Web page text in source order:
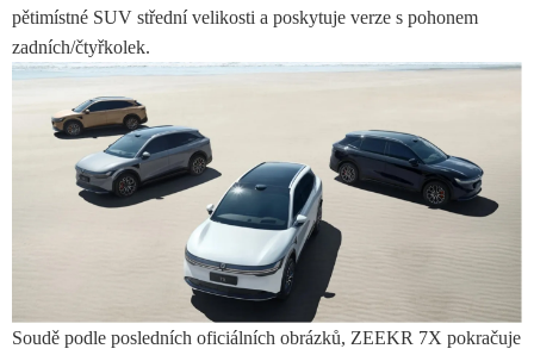
pětimístné SUV střední velikosti a poskytuje verze s pohonem
zadních/čtyřkolek.
Soudě podle posledních oficiálních obrázků, ZEEKR 7X pokračuje